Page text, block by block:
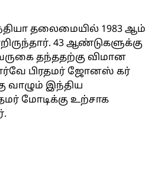
தலைமையில் 1983 ஆம்
43 ஆண்டுகளுக்கு
தந்ததற்கு விமான
பிரதமர் ஜோனஸ் கர்
வாழும் இந்திய
மோடிக்கு உற்சாக